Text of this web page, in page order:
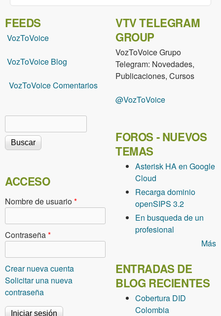
FEEDS
VozToVoice
VozToVoice Blog
VozToVoice Comentarios
Formulario de búsqueda
ACCESO
Nombre de usuario*
Contraseña*
Crear nueva cuenta
Solicitar una nueva
contraseña
VTV TELEGRAM
GROUP
VozToVoice Grupo
Telegram: Novedades,
Publicaciones, Cursos
@VozToVoice
FOROS - NUEVOS
TEMAS
Asterisk HA en Google
Cloud
Recarga dominio
openSIPS 3.2
En busqueda de un
profesional
Más
ENTRADAS DE
BLOG RECIENTES
Cobertura DID
Colombia